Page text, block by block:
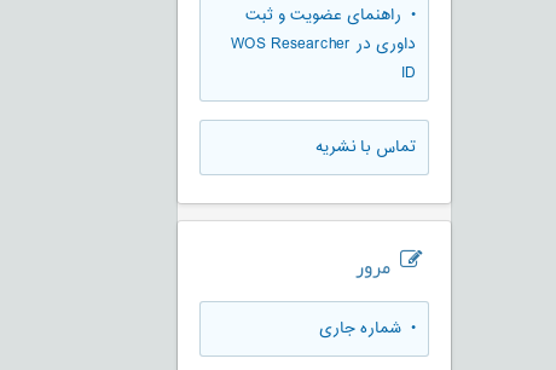
• راهنمای عضویت و ثبت
داوری در WOS Researcher
ID
تماس با نشریه
مرور
• شماره جاری